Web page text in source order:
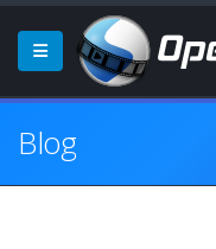
Blog